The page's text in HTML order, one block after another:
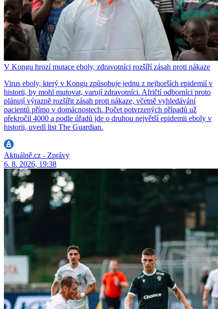
V Kongu hrozí mutace eboly, zdravotníci rozšíří zásah proti nákaze
Virus eboly, který v Kongu způsobuje jednu z nejhorších epidemií v
historii, by mohl mutovat, varují zdravotníci. Afričtí odborníci proto
plánují výrazně rozšířit zásah proti nákaze, včetně vyhledávání
pacientů přímo v domácnostech. Počet potvrzených případů už
překročil 4000 a podle úřadů jde o druhou největší epidemii eboly v
historii, uvedl list The Guardian.
Aktuálně.cz - Zprávy
6. 8. 2026, 19:38